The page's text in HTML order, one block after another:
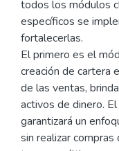
todos los módulos
específicos se
fortalecerlas.
El primero es el
creación de cartera
de las ventas,
activos de dinero.
garantizará un
sin realizar